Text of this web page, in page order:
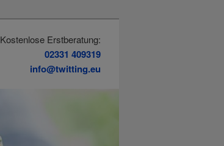
Kostenlose Erstberatung:
02331 409319
info@twitting.eu